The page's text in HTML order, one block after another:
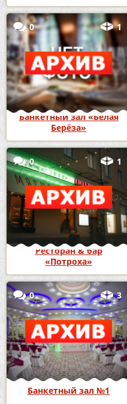
0 1
Банкетный зал «Белая
Берёза»
0 1
Ресторан & бар
«Потроха»
0 3
Банкетный зал №1